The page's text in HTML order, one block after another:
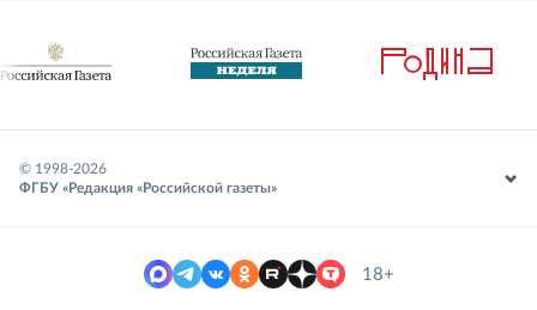
© 1998-2026
ФГБУ «Редакция «Российской газеты»
18+